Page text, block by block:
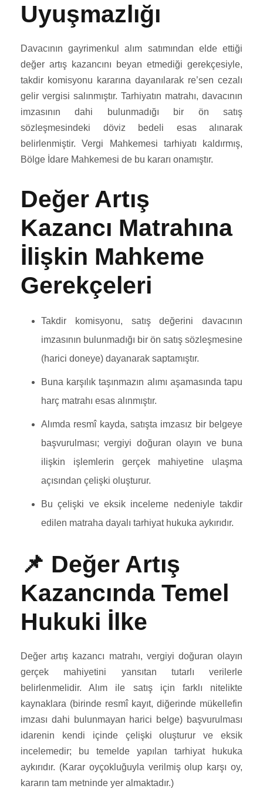
Uyuşmazlığı
Davacının gayrimenkul alım satımından elde ettiği
değer artış kazancını beyan etmediği gerekçesiyle,
takdir komisyonu kararına dayanılarak re’sen cezalı
gelir vergisi salınmıştır. Tarhiyatın matrahı, davacının
imzasının dahi bulunmadığı bir ön satış
sözleşmesindeki döviz bedeli esas alınarak
belirlenmiştir. Vergi Mahkemesi tarhiyatı kaldırmış,
Bölge İdare Mahkemesi de bu kararı onamıştır.
Değer Artış
Kazancı Matrahına
İlişkin Mahkeme
Gerekçeleri
Takdir komisyonu, satış değerini davacının
imzasının bulunmadığı bir ön satış sözleşmesine
(harici doneye) dayanarak saptamıştır.
Buna karşılık taşınmazın alımı aşamasında tapu
harç matrahı esas alınmıştır.
Alımda resmî kayda, satışta imzasız bir belgeye
başvurulması; vergiyi doğuran olayın ve buna
ilişkin işlemlerin gerçek mahiyetine ulaşma
açısından çelişki oluşturur.
Bu çelişki ve eksik inceleme nedeniyle takdir
edilen matraha dayalı tarhiyat hukuka aykırıdır.
📌 Değer Artış
Kazancında Temel
Hukuki İlke
Değer artış kazancı matrahı, vergiyi doğuran olayın
gerçek mahiyetini yansıtan tutarlı verilerle
belirlenmelidir. Alım ile satış için farklı nitelikte
kaynaklara (birinde resmî kayıt, diğerinde mükellefin
imzası dahi bulunmayan harici belge) başvurulması
idarenin kendi içinde çelişki oluşturur ve eksik
incelemedir; bu temelde yapılan tarhiyat hukuka
aykırıdır. (Karar oyçokluğuyla verilmiş olup karşı oy,
kararın tam metninde yer almaktadır.)